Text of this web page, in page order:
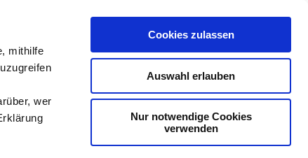
mithilfe
wer
Cookies zulassen
Auswahl erlauben
Nur notwendige Cookies
verwenden
-Methodik und
teachSam braucht